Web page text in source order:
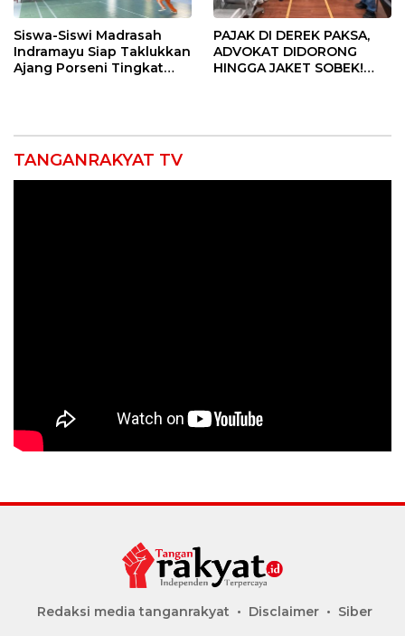
Siswa-Siswi Madrasah
Indramayu Siap Taklukkan
Ajang Porseni Tingkat
PAJAK DI DEREK PAKSA,
ADVOKAT DIDORONG
HINGGA JAKET SOBEK!
TANGANRAKYAT TV
Redaksi media tanganrakyat Disclaimer Siber